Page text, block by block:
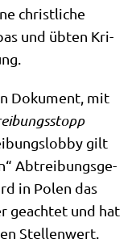
christ­li­che
und übten Kri­
Doku­ment, mit
gilt
Abtrei­bungs­ge­
in Polen das
geach­tet und hat
Stellenwert.